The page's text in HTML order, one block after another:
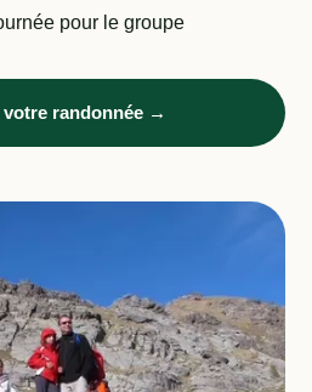
pour le groupe
randonnée →